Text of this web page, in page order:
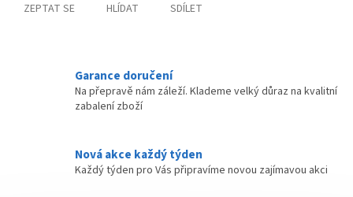
ZEPTAT SE HLÍDAT SDÍLET
Garance doručení
Na přepravě nám záleží. Klademe velký důraz na kvalitní
zabalení zboží
Nová akce každý týden
Každý týden pro Vás připravíme novou zajímavou akci